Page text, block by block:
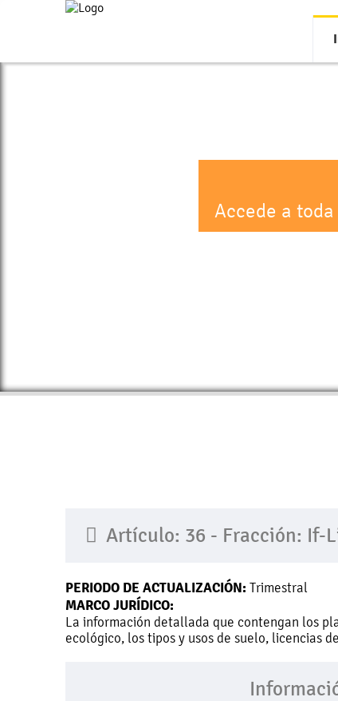
Accede a
Artículo: 36 - Fracción: If-
PERIODO DE ACTUALIZACIÓN: Trimestral
MARCO JURÍDICO:
La información detallada que contengan los
ecológico, los tipos y usos de suelo, licencias